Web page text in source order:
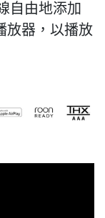
自由地添加
放器，以播放